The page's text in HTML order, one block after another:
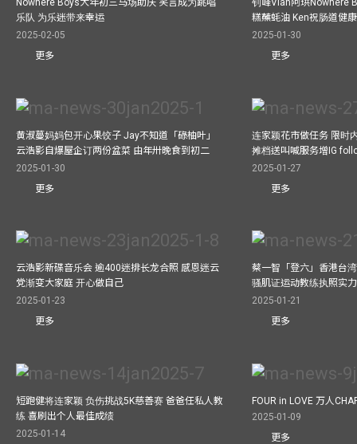
Nowhere Boys大年初三马场助庆 笑言成为跳唱
乐队 为乐迷带来幸运
2025-02-05
更多
钊峰Vian阿珙Nowhere
糕蘸蚝油 Ken祝肠道健康
2025-01-30
更多
黄淑蔓妈妈包开心果饺子 Jay不知道「碌柚叶」
云浩影自爆屋企订两份盆菜 由年卅晚食到初二
2025-01-30
更多
连家颖花市做任务 限时
摊档送叫喊服务增IG
2025-01-27
更多
云浩影新碟音乐会 逾400迷排长龙合照 感恩迷云
党渐变大家庭 开心做自己
2025-01-23
更多
蔡一智「登六」香港台
骚肌证运动教练执照实
2025-01-21
更多
短跑健将连家颖 负伤挑战5K慈善赛 爸爸任私人教
练 喜刷出个人最佳成绩
2025-01-14
FOUR in LOVE 万人
2025-01-09
更多